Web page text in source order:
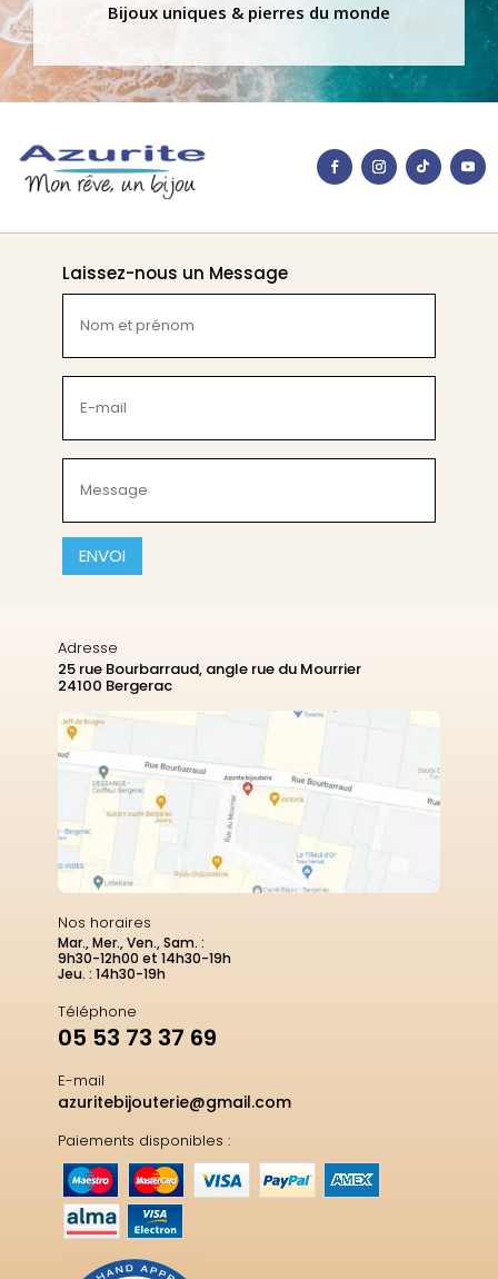
Bijoux uniques & pierres du monde
Laissez-nous un Message
et
prénom
(Nécessaire)
mail
(Nécessaire)
(Nécessaire)
CAPTCHA
Adresse
25 rue Bourbarraud, angle rue du Mourrier
24100 Bergerac
Nos horaires
Mar., Mer., Ven., Sam. :
9h30-12h00 et 14h30-19h
Jeu. : 14h30-19h
Téléphone
05 53 73 37 69
E-mail
azuritebijouterie@gmail.com
Paiements disponibles :